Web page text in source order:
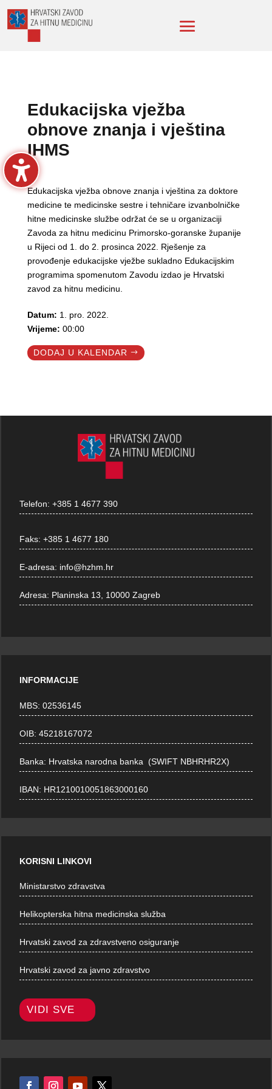
Edukacijska vježba
obnove znanja i vještina
IHMS
Edukacijska vježba obnove znanja i vještina za doktore
medicine te medicinske sestre i tehničare izvanbolničke
hitne medicinske službe održat će se u organizaciji
Zavoda za hitnu medicinu Primorsko-goranske županije
u Rijeci od 1. do 2. prosinca 2022. Rješenje za
provođenje edukacijske vježbe sukladno Edukacijskim
programima spomenutom Zavodu izdao je Hrvatski
zavod za hitnu medicinu.
Datum: 1. pro. 2022.
Vrijeme: 00:00
DODAJ U KALENDAR
Telefon:+385 1 4677 390
Faks:+385 1 4677 180
E-adresa: info@hzhm.hr
Adresa: Planinska 13, 10000 Zagreb
INFORMACIJE
MBS: 02536145
OIB: 45218167072
Banka: Hrvatska narodna banka (SWIFT NBHRHR2X)
IBAN: HR1210010051863000160
KORISNI LINKOVI
Ministarstvo zdravstva
Helikopterska hitna medicinska služba
Hrvatski zavod za zdravstveno osiguranje
Hrvatski zavod za javno zdravstvo
VIDI SVE